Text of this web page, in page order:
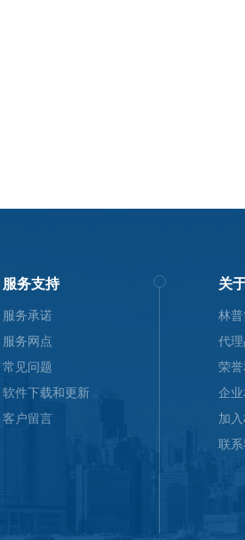
服务支持
服务承诺
服务网点
常见问题
软件下载和更新
客户留言
关
林
代
荣
企
加
联